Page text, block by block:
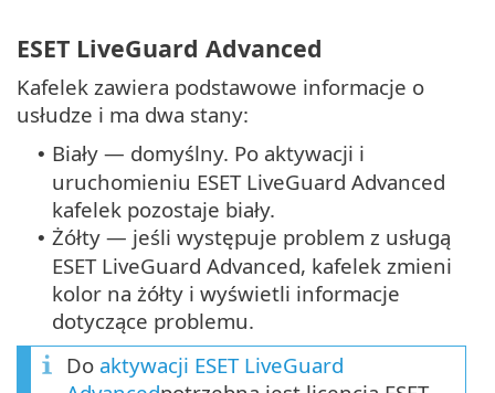
ESET LiveGuard Advanced
Kafelek zawiera podstawowe informacje o
usłudze i ma dwa stany:
• Biały — domyślny. Po aktywacji i
uruchomieniu ESET LiveGuard Advanced
kafelek pozostaje biały.
• Żółty — jeśli występuje problem z usługą
ESET LiveGuard Advanced, kafelek zmieni
kolor na żółty i wyświetli informacje
dotyczące problemu.
Do aktywacji ESET LiveGuard